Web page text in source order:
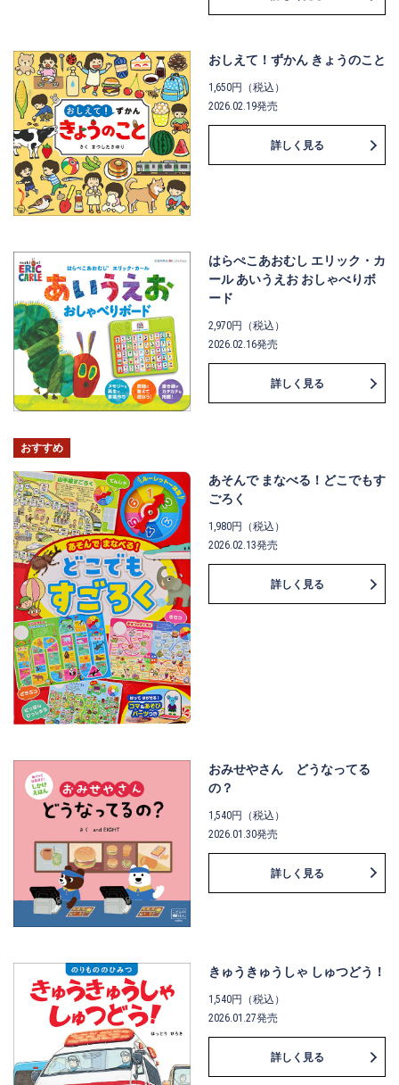
おしえて！ずかん きょうのこと
1,650円（税込）
2026.02.19発売
詳しく見る
はらぺこあおむし エリック・カ
ール あいうえお おしゃべりボ
ード
2,970円（税込）
2026.02.16発売
詳しく見る
おすすめ
あそんで まなべる！どこでもす
ごろく
1,980円（税込）
2026.02.13発売
詳しく見る
おみせやさん どうなってる
の？
1,540円（税込）
2026.01.30発売
詳しく見る
きゅうきゅうしゃ しゅつどう！
1,540円（税込）
2026.01.27発売
詳しく見る